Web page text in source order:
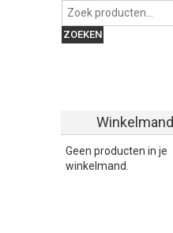
Zoeken naar:
ZOEKEN
Winkelmand
Geen producten in je
winkelmand.